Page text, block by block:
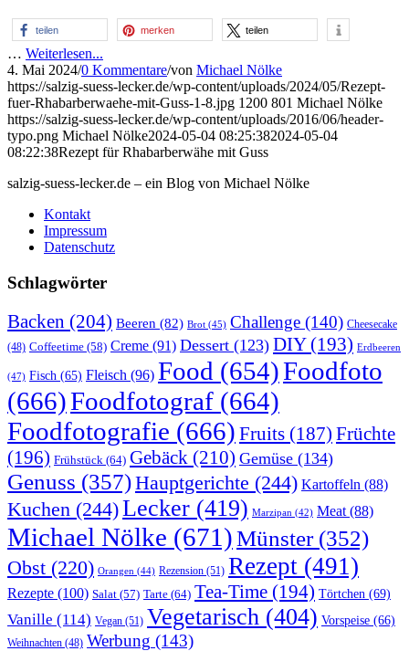
teilen merken teilen
… Weiterlesen...
4. Mai 2024/0 Kommentare/von Michael Nölke
https://salzig-suess-lecker.de/wp-content/uploads/2024/05/Rezept-
fuer-Rhabarberwaehe-mit-Guss-1-8.jpg 1200 801 Michael Nölke
https://salzig-suess-lecker.de/wp-content/uploads/2016/06/header-
typo.png Michael Nölke2024-05-04 08:25:382024-05-04
08:22:38Rezept für Rhabarberwähe mit Guss
salzig-suess-lecker.de – ein Blog von Michael Nölke
Kontakt
Impressum
Datenschutz
Schlagwörter
Backen (204) Beeren (82) Brot (45) Challenge (140) Cheesecake
(48) Coffeetime (58) Creme (91) Dessert (123) DIY(193) Erdbeeren
(47) Fisch (65) Fleisch (96) Food (654)Foodfoto
(666)Foodfotograf (664)
Foodfotografie (666) Fruits (187) Früchte
(196) Frühstück (64) Gebäck (210) Gemüse (134)
Genuss (357)Hauptgerichte (244) Kartoffeln (88)
Kuchen (244)Lecker (419) Marzipan (42) Meat (88)
Michael Nölke (671)Münster(352)
Obst (220) Orangen (44) Rezension (51) Rezept (491)
Rezepte (100) Salat (57) Tarte (64) Tea-Time (194) Törtchen (69)
Vanille (114) Vegan (51) Vegetarisch (404) Vorspeise (66)
Weihnachten (48) Werbung (143)